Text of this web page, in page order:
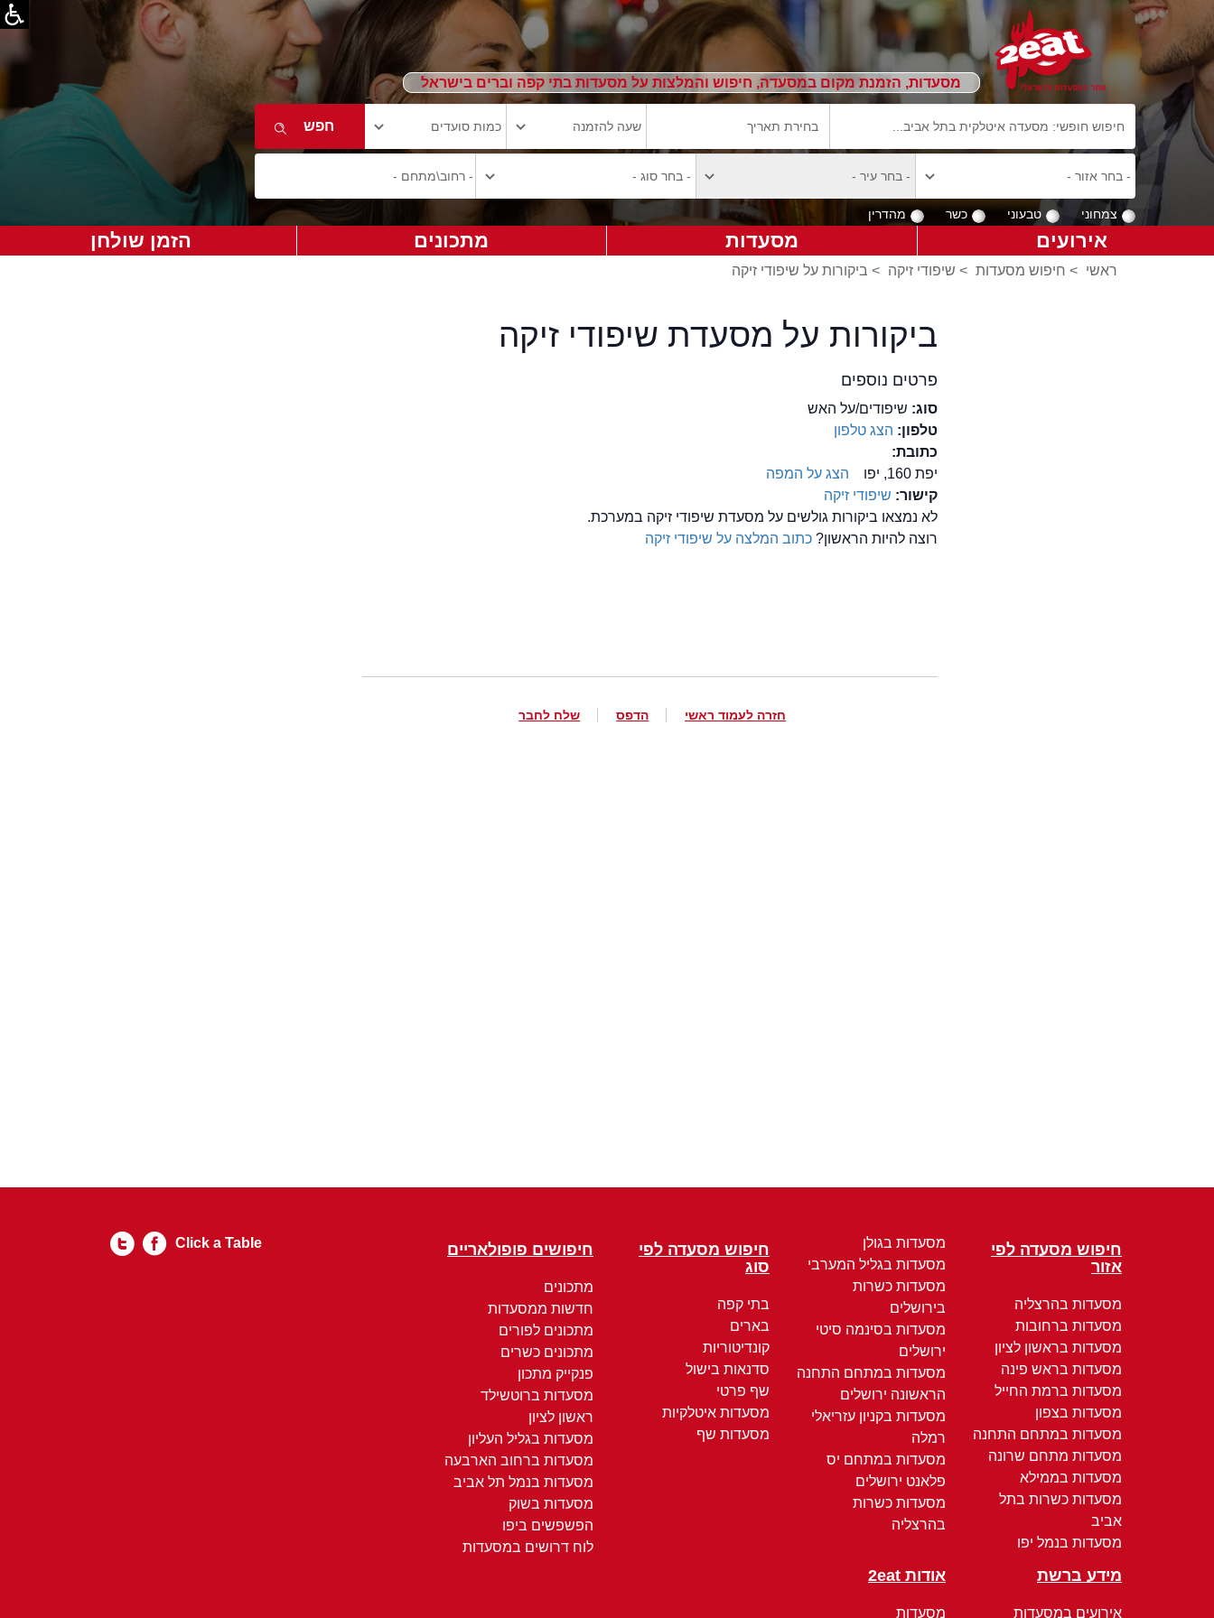
מסעדות, הזמנת מקום במסעדה, חיפוש והמלצות על מסעדות בתי קפה וברים בישראל
צמחוני טבעוני כשר מהדרין
אירועים מסעדות מתכונים הזמן שולחן
ראשי > חיפוש מסעדות > שיפודי זיקה > ביקורות על שיפודי זיקה
ביקורות על מסעדת שיפודי זיקה
פרטים נוספים
סוג: שיפודים/על האש
טלפון: הצג טלפון
כתובת:
יפת 160, יפו
הצג על המפה
קישור: שיפודי זיקה
לא נמצאו ביקורות גולשים על מסעדת שיפודי זיקה במערכת.
רוצה להיות הראשון?כתוב המלצה על שיפודי זיקה
חזרה לעמוד ראשי הדפס שלח לחבר
חיפוש מסעדה לפי
אזור
מסעדות בהרצליה
מסעדות ברחובות
מסעדות בראשון לציון
מסעדות בראש פינה
מסעדות ברמת החייל
מסעדות בצפון
מסעדות במתחם התחנה
מסעדות מתחם שרונה
מסעדות בממילא
מסעדות כשרות בתל
אביב
מסעדות בנמל יפו
מסעדות בגולן
מסעדות בגליל המערבי
מסעדות כשרות
בירושלים
מסעדות בסינמה סיטי
ירושלים
מסעדות במתחם התחנה
הראשונה ירושלים
מסעדות בקניון עזריאלי
רמלה
מסעדות במתחם יס
פלאנט ירושלים
מסעדות כשרות
בהרצליה
חיפוש מסעדה לפי
סוג
בתי קפה
בארים
קונדיטוריות
סדנאות בישול
שף פרטי
מסעדות איטלקיות
מסעדות שף
חיפושים פופולאריים
מתכונים
חדשות ממסעדות
מתכונים לפורים
מתכונים כשרים
פנקייק מתכון
מסעדות ברוטשילד
ראשון לציון
מסעדות בגליל העליון
מסעדות ברחוב הארבעה
מסעדות בנמל תל אביב
מסעדות בשוק
הפשפשים ביפו
לוח דרושים במסעדות
מידע ברשת
אירועים במסעדות
אודות 2eat
מסעדות
Click a Table